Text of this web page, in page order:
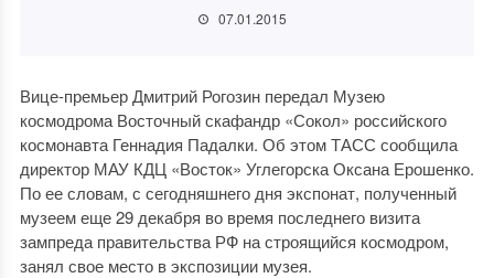
07.01.2015
Вице-премьер Дмитрий Рогозин передал Музею
космодрома Восточный скафандр «Сокол» российского
космонавта Геннадия Падалки. Об этом ТАСС сообщила
директор МАУ КДЦ «Восток» Углегорска Оксана Ерошенко.
По ее словам, с сегодняшнего дня экспонат, полученный
музеем еще 29 декабря во время последнего визита
зампреда правительства РФ на строящийся космодром,
занял свое место в экспозиции музея.